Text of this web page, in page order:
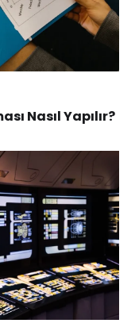
Nasıl Yapılır?